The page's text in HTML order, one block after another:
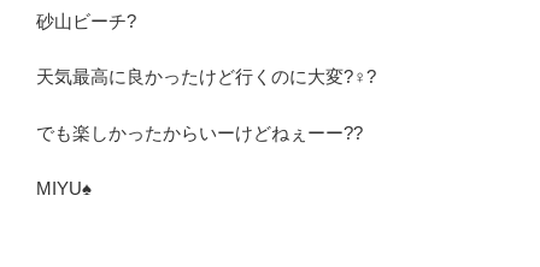
砂山ビーチ?
天気最高に良かったけど行くのに大変?‍♀️?
でも楽しかったからいーけどねぇーー??
MIYU♠︎